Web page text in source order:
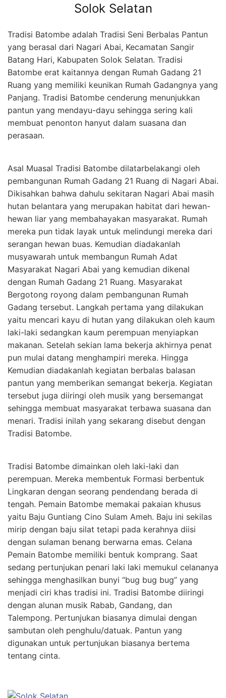
Solok Selatan
Tradisi Batombe adalah Tradisi Seni Berbalas Pantun
yang berasal dari Nagari Abai, Kecamatan Sangir
Batang Hari, Kabupaten Solok Selatan. Tradisi
Batombe erat kaitannya dengan Rumah Gadang 21
Ruang yang memiliki keunikan Rumah Gadangnya yang
Panjang. Tradisi Batombe cenderung menunjukkan
pantun yang mendayu-dayu sehingga sering kali
membuat penonton hanyut dalam suasana dan
perasaan.
Asal Muasal Tradisi Batombe dilatarbelakangi oleh
pembangunan Rumah Gadang 21 Ruang di Nagari Abai.
Dikisahkan bahwa dahulu sekitaran Nagari Abai masih
hutan belantara yang merupakan habitat dari hewan-
hewan liar yang membahayakan masyarakat. Rumah
mereka pun tidak layak untuk melindungi mereka dari
serangan hewan buas. Kemudian diadakanlah
musyawarah untuk membangun Rumah Adat
Masyarakat Nagari Abai yang kemudian dikenal
dengan Rumah Gadang 21 Ruang. Masyarakat
Bergotong royong dalam pembangunan Rumah
Gadang tersebut. Langkah pertama yang dilakukan
yaitu mencari kayu di hutan yang dilakukan oleh kaum
laki-laki sedangkan kaum perempuan menyiapkan
makanan. Setelah sekian lama bekerja akhirnya penat
pun mulai datang menghampiri mereka. Hingga
Kemudian diadakanlah kegiatan berbalas balasan
pantun yang memberikan semangat bekerja. Kegiatan
tersebut juga diiringi oleh musik yang bersemangat
sehingga membuat masyarakat terbawa suasana dan
menari. Tradisi inilah yang sekarang disebut dengan
Tradisi Batombe.
Tradisi Batombe dimainkan oleh laki-laki dan
perempuan. Mereka membentuk Formasi berbentuk
Lingkaran dengan seorang pendendang berada di
tengah. Pemain Batombe memakai pakaian khusus
yaitu Baju Guntiang Cino Sulam Ameh. Baju ini sekilas
mirip dengan baju silat tetapi pada kerahnya diisi
dengan sulaman benang berwarna emas. Celana
Pemain Batombe memiliki bentuk komprang. Saat
sedang pertunjukan penari laki laki memukul celananya
sehingga menghasilkan bunyi “bug bug bug” yang
menjadi ciri khas tradisi ini. Tradisi Batombe diiringi
dengan alunan musik Rabab, Gandang, dan
Talempong. Pertunjukan biasanya dimulai dengan
sambutan oleh penghulu/datuak. Pantun yang
digunakan untuk pertunjukan biasanya bertema
tentang cinta.